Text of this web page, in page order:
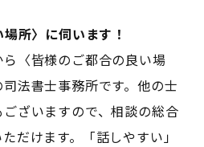
所〉に伺います！――
〈皆様のご都合の良い場
法書士事務所です。他の士
ざいますので、相談の総合
だけます。「話しやすい」